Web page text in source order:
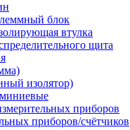
блок
втулка
щита
изолятор)
приборов
приборов/счётчиков